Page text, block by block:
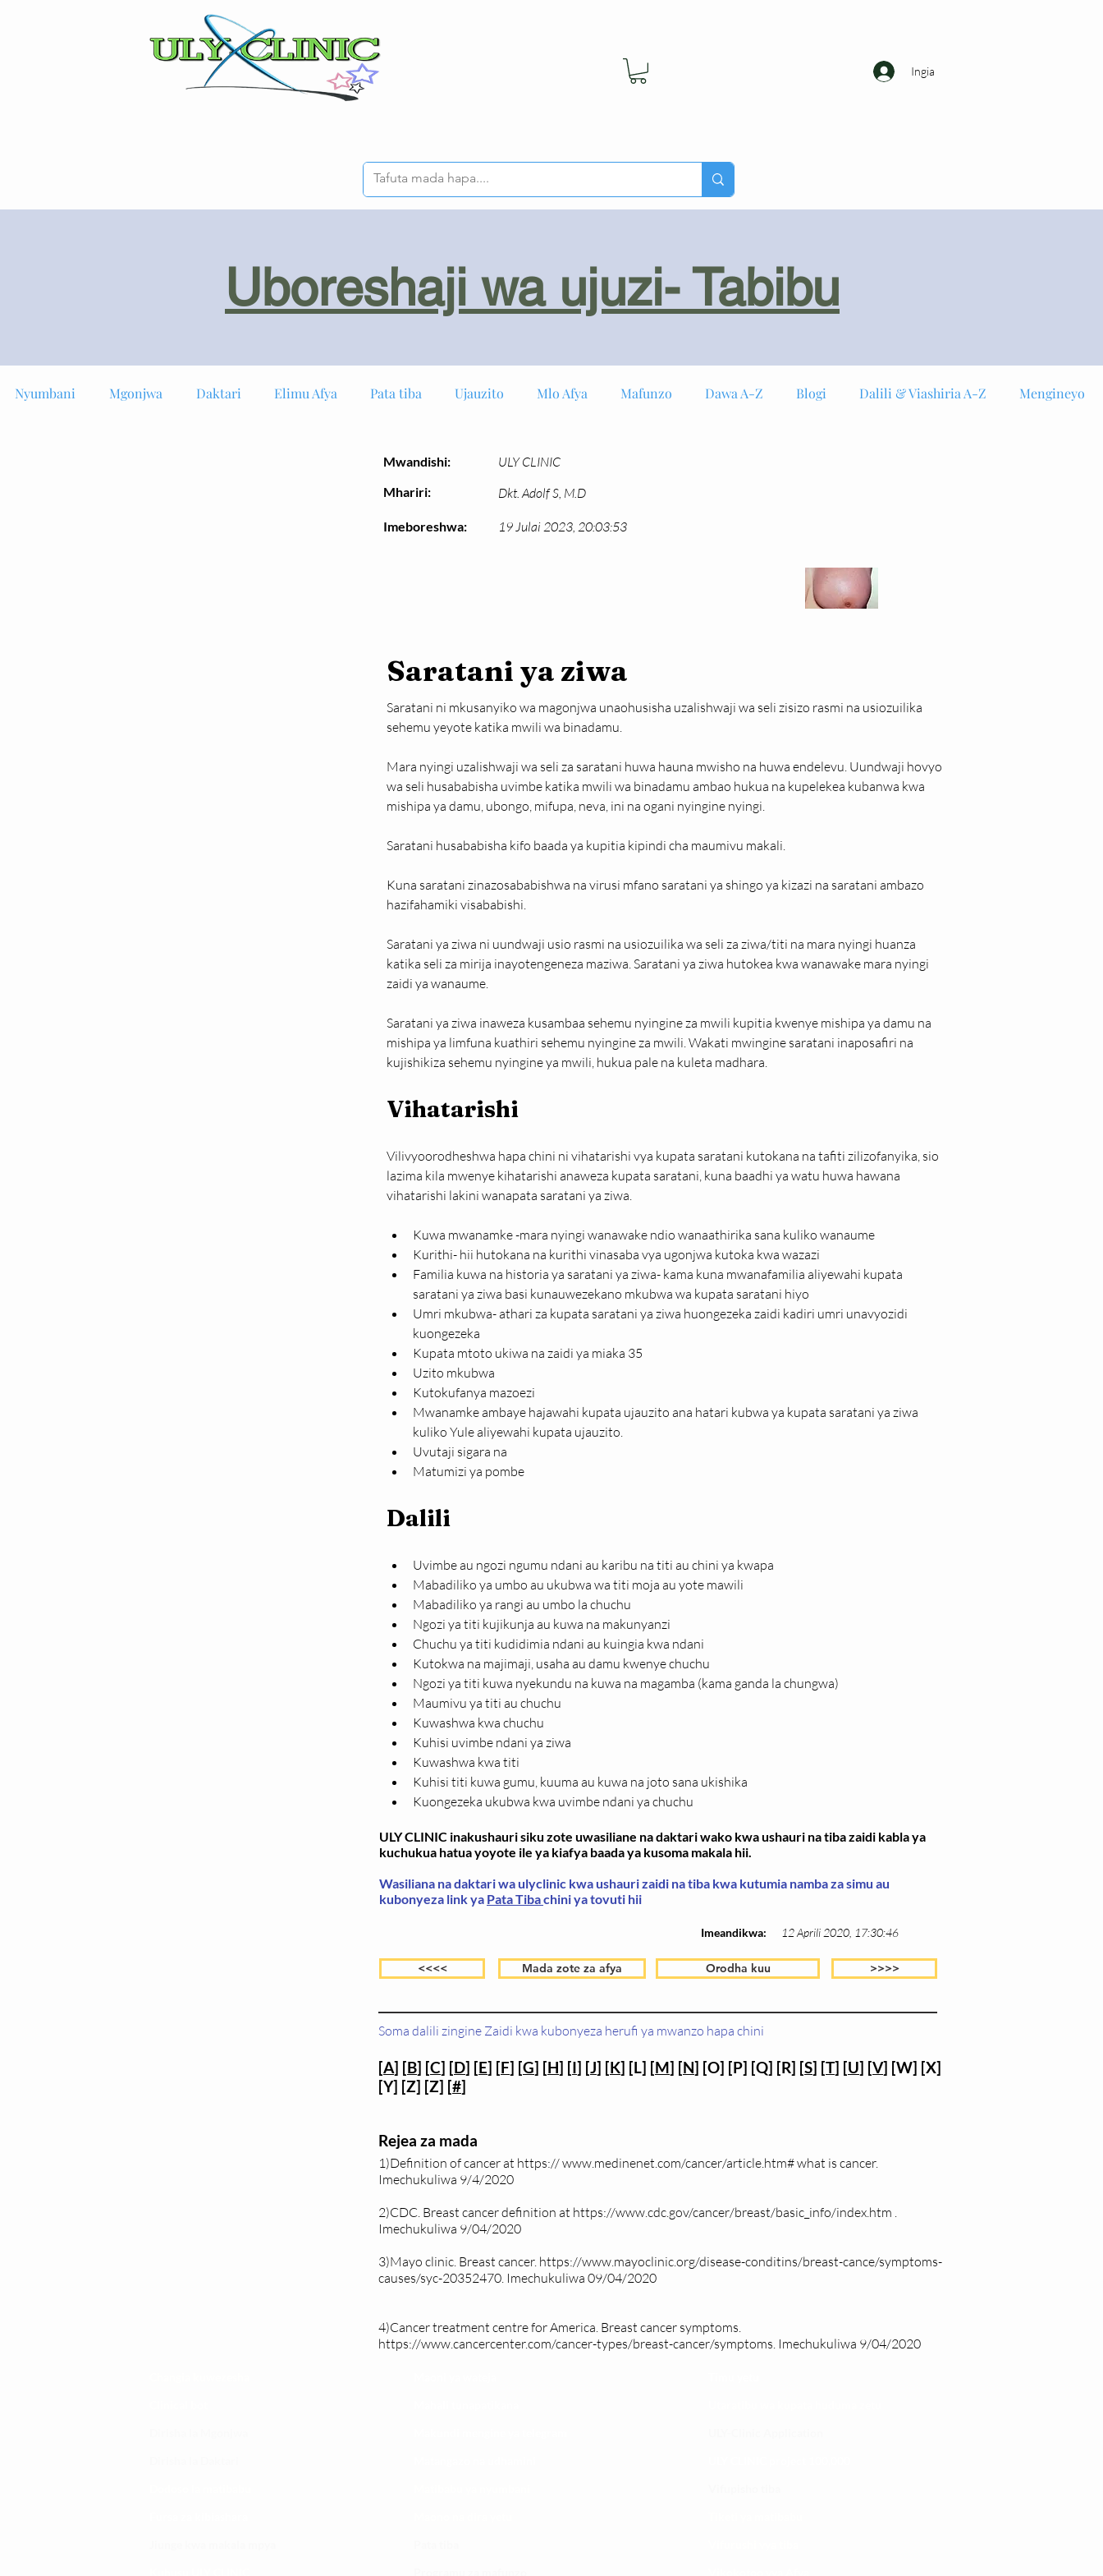
Ingia
Uboreshaji wa ujuzi- Tabibu
Nyumbani Mgonjwa Daktari Elimu Afya Pata tiba Ujauzito Mlo Afya Mafunzo Dawa A-Z Blogi Dalili & Viashiria A-Z Mengineyo
Mwandishi:
Mhariri:
Imeboreshwa:
ULY CLINIC
Dkt. Adolf S, M.D
19 Julai 2023, 20:03:53
Saratani ya ziwa
Saratani ni mkusanyiko wa magonjwa unaohusisha uzalishwaji wa seli zisizo rasmi na usiozuilika
sehemu yeyote katika mwili wa binadamu.
Mara nyingi uzalishwaji wa seli za saratani huwa hauna mwisho na huwa endelevu. Uundwaji hovyo
wa seli husababisha uvimbe katika mwili wa binadamu ambao hukua na kupelekea kubanwa kwa
mishipa ya damu, ubongo, mifupa, neva, ini na ogani nyingine nyingi.
Saratani husababisha kifo baada ya kupitia kipindi cha maumivu makali.
Kuna saratani zinazosababishwa na virusi mfano saratani ya shingo ya kizazi na saratani ambazo
hazifahamiki visababishi.
Saratani ya ziwa ni uundwaji usio rasmi na usiozuilika wa seli za ziwa/titi na mara nyingi huanza
katika seli za mirija inayotengeneza maziwa. Saratani ya ziwa hutokea kwa wanawake mara nyingi
zaidi ya wanaume.
Saratani ya ziwa inaweza kusambaa sehemu nyingine za mwili kupitia kwenye mishipa ya damu na
mishipa ya limfuna kuathiri sehemu nyingine za mwili. Wakati mwingine saratani inaposafiri na
kujishikiza sehemu nyingine ya mwili, hukua pale na kuleta madhara.
Vihatarishi
Vilivyoorodheshwa hapa chini ni vihatarishi vya kupata saratani kutokana na tafiti zilizofanyika, sio
lazima kila mwenye kihatarishi anaweza kupata saratani, kuna baadhi ya watu huwa hawana
vihatarishi lakini wanapata saratani ya ziwa.
Kuwa mwanamke -mara nyingi wanawake ndio wanaathirika sana kuliko wanaume
Kurithi- hii hutokana na kurithi vinasaba vya ugonjwa kutoka kwa wazazi
Familia kuwa na historia ya saratani ya ziwa- kama kuna mwanafamilia aliyewahi kupata
saratani ya ziwa basi kunauwezekano mkubwa wa kupata saratani hiyo
Umri mkubwa- athari za kupata saratani ya ziwa huongezeka zaidi kadiri umri unavyozidi
kuongezeka
Kupata mtoto ukiwa na zaidi ya miaka 35
Uzito mkubwa
Kutokufanya mazoezi
Mwanamke ambaye hajawahi kupata ujauzito ana hatari kubwa ya kupata saratani ya ziwa
kuliko Yule aliyewahi kupata ujauzito.
Uvutaji sigara na
Matumizi ya pombe
Dalili
Uvimbe au ngozi ngumu ndani au karibu na titi au chini ya kwapa
Mabadiliko ya umbo au ukubwa wa titi moja au yote mawili
Mabadiliko ya rangi au umbo la chuchu
Ngozi ya titi kujikunja au kuwa na makunyanzi
Chuchu ya titi kudidimia ndani au kuingia kwa ndani
Kutokwa na majimaji, usaha au damu kwenye chuchu
Ngozi ya titi kuwa nyekundu na kuwa na magamba (kama ganda la chungwa)
Maumivu ya titi au chuchu
Kuwashwa kwa chuchu
Kuhisi uvimbe ndani ya ziwa
Kuwashwa kwa titi
Kuhisi titi kuwa gumu, kuuma au kuwa na joto sana ukishika
Kuongezeka ukubwa kwa uvimbe ndani ya chuchu
ULY CLINIC inakushauri siku zote uwasiliane na daktari wako kwa ushauri na tiba zaidi kabla ya
kuchukua hatua yoyote ile ya kiafya baada ya kusoma makala hii.
Wasiliana na daktari wa ulyclinic kwa ushauri zaidi na tiba kwa kutumia namba za simu au
kubonyeza link ya Pata Tibachini ya tovuti hii
Imeandikwa: 12 Aprili 2020, 17:30:46
<<<< Mada zote za afya Orodha kuu >>>>
Soma dalili zingine Zaidi kwa kubonyeza herufi ya mwanzo hapa chini
[A] [B] [C] [D] [E] [F] [G] [H] [I] [J] [K] [L] [M] [N] [O] [P] [Q] [R] [S] [T] [U] [V] [W] [X]
[Y] [Z] [Z] [#]
Rejea za mada
1)Definition of cancer at https://www.medinenet.com/cancer/article.htm#what is cancer.
Imechukuliwa 9/4/2020
2)CDC. Breast cancer definition at https://www.cdc.gov/cancer/breast/basic_info/index.htm .
Imechukuliwa 9/04/2020
3)Mayo clinic. Breast cancer. https://www.mayoclinic.org/disease-conditins/breast-cance/symptoms-
causes/syc-20352470. Imechukuliwa 09/04/2020
4)Cancer treatment centre for America. Breast cancer symptoms.
https://www.cancercenter.com/cancer-types/breast-cancer/symptoms. Imechukuliwa 9/04/2020